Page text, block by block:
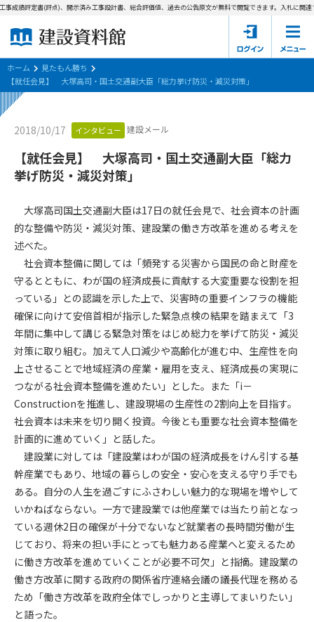
建設資料館とは
東京都の入札資料
国土交通省の入札資料
見たもん勝ち
会員登録について
会社概要 お問い合わせ
個人情報保護方針
会員規約
績評定書(評点)、開示済み工事設計書、総合評価値、過去の公告原文が無料で閲覧できます。入札に関連す
ホーム
見たもん勝ち
【就任会見】 大塚高司・国土交通副大臣「総力挙げ防災・減災対策」
2018/10/17 インタビュー 建設メール
【就任会見】 大塚高司・国土交通副大臣「総力
挙げ防災・減災対策」
大塚高司国土交通副大臣は17日の就任会見で、社会資本の計画
的な整備や防災・減災対策、建設業の働き方改革を進める考えを
述べた。
社会資本整備に関しては「頻発する災害から国民の命と財産を
守るとともに、わが国の経済成長に貢献する大変重要な役割を担
っている」との認識を示した上で、災害時の重要インフラの機能
確保に向けて安倍首相が指示した緊急点検の結果を踏まえて「3
年間に集中して講じる緊急対策をはじめ総力を挙げて防災・減災
対策に取り組む。加えて人口減少や高齢化が進む中、生産性を向
上させることで地域経済の産業・雇用を支え、経済成長の実現に
つながる社会資本整備を進めたい」とした。また「i－
Constructionを推進し、建設現場の生産性の2割向上を目指す。
社会資本は未来を切り開く投資。今後とも重要な社会資本整備を
計画的に進めていく」と話した。
建設業に対しては「建設業はわが国の経済成長をけん引する基
幹産業でもあり、地域の暮らしの安全・安心を支える守り手でも
ある。自分の人生を過ごすにふさわしい魅力的な現場を増やして
いかねばならない。一方で建設業では他産業では当たり前となっ
ている週休2日の確保が十分でないなど就業者の長時間労働が生
じており、将来の担い手にとっても魅力ある産業へと変えるため
に働き方改革を進めていくことが必要不可欠」と指摘。建設業の
働き方改革に関する政府の関係省庁連絡会議の議長代理を務める
ため「働き方改革を政府全体でしっかりと主導してまいりたい」
と語った。
第1条（規約の目的）
会員サービスの利用条件等について定めるものです。
2. 管理者が建設資料館WEB上で随時掲載するルールは本規約の
一部を構成するものとします。
第2条（規約の変更）
本規約は、会員の了承を得ることなく、随時変更されることが
あります。変更内容は、建設資料館WEB上に表示した時点で直
ちに全ての会員が了承したものとみなします。
第4条（会員審査および資格の取り消し）
会員とは、本規約を承諾の上、所定の会員申込手続きを完了
後、管理者がこれを承認した者をいいます。
第4条（会員の定義と登録）
1. 管理者は前条により審査の結果、会員申込みをした者が以下
の何れかの項目に該当することがわかった場合、その者の会
員としての権限を承認しないことがあります。
(1) 会員申し込みをした者が実在しなかった場合
(2) 本規約に違反した場合/li>
(3) 会員申し込みの際、申告事項に虚偽があった場合
(4) 会員申込者が管理者所定の手続き通りに会員申込手続き処
理を行わなかった場合
(5) その他管理者が会員とすることを不適当と判断した場合
2. 管理者は承認後であっても承認した会員が前項の何れかに該
当することが判明した場合、会員資格を取り消すことがあり
ます。